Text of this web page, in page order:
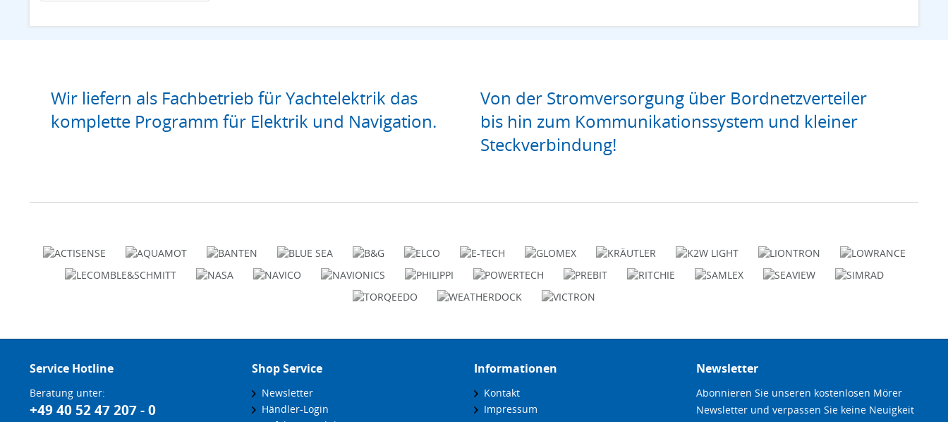
Wir liefern als Fachbetrieb für Yachtelektrik das
komplette Programm für Elektrik und Navigation.
Von der Stromversorgung über Bordnetzverteiler
bis hin zum Kommunikationssystem und kleiner
Steckverbindung!
Service Hotline
Beratung unter:
+49 40 52 47 207 - 0
Shop Service
Newsletter
Händler-Login
Informationen
Kontakt
Impressum
Newsletter
Abonnieren Sie unseren kostenlosen Mörer
Newsletter und verpassen Sie keine Neuigkeit